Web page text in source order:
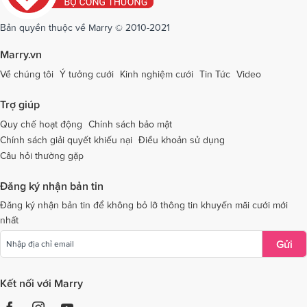
Dịch vụ cưới tại Sóc Trăng Dịch vụ cưới tại Sơn La
Dịch vụ cưới tại Thái Bình Dịch vụ cưới tại Thanh Hóa
Dịch vụ cưới tại Thừa Thiên - Huế
Dịch vụ cưới tại An Giang Dịch vụ cưới tại Trà Vinh
Dịch vụ cưới tại Tuyên Quang
Dịch vụ cưới tại Bà Rịa - Vũng TàuDịch vụ cưới tại Bắc Giang
Dịch vụ cưới tại Bắc Kạn
Bản quyền thuộc về Marry © 2010-2021
Marry.vn
Về chúng tôi Ý tưởng cưới Kinh nghiệm cưới Tin Tức Video
Trợ giúp
Quy chế hoạt động
Chính sách bảo mật
Chính sách giải quyết khiếu nại Điều khoản sử dụng
Câu hỏi thường gặp
Đăng ký nhận bản tin
Đăng ký nhận bản tin để không bỏ lỡ thông tin khuyến mãi cưới mới
nhất
Gửi
Kết nối với Marry